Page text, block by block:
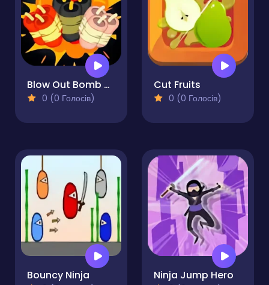
Blow Out Bomb Blast Ninja
0 (0 Голосів)
Cut Fruits
0 (0 Голосів)
Bouncy Ninja Ninja Jump Hero